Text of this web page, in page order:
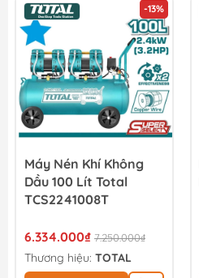
-13%
Máy Nén Khí Không
Dầu 100 Lít Total
TCS2241008T
6.334.000₫ 7.250.000₫
Thương hiệu: TOTAL